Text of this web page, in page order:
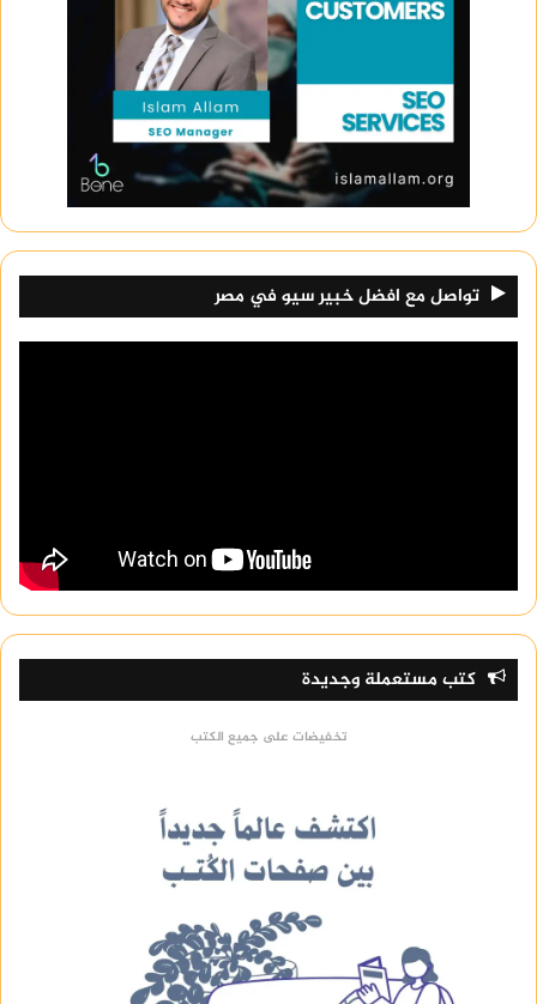
تواصل مع افضل خبير سيو في مصر
كتب مستعملة وجديدة
تخفيضات على جميع الكتب